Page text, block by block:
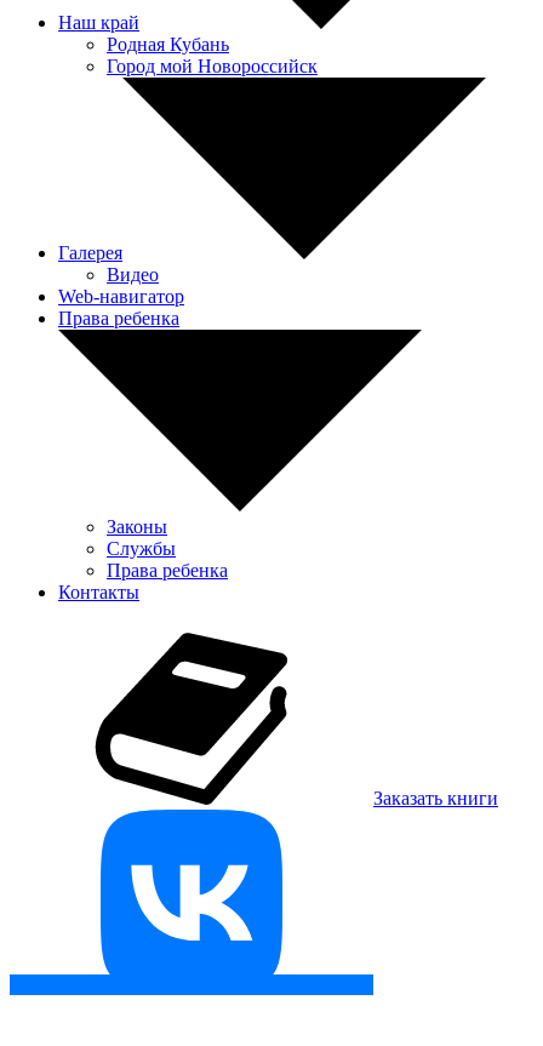
Наш край
Родная Кубань
Город мой Новороссийск
Галерея
Видео
Web-навигатор
Права ребенка
Законы
Службы
Права ребенка
Контакты
Заказать книги